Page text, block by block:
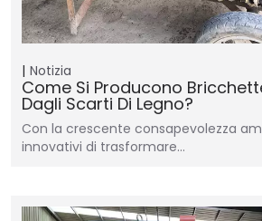
Notizia
Come Si Producono
Dagli Scarti Di Legno?
Con la crescente consapevolezza
innovativi di trasformare…